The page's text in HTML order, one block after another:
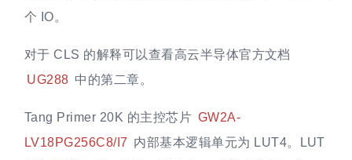
个 IO。
对于 CLS 的解释可以查看高云半导体官方文档
UG288 中的第二章。
Tang Primer 20K 的主控芯片 GW2A-
LV18PG256C8/I7 内部基本逻辑单元为 LUT4。LUT